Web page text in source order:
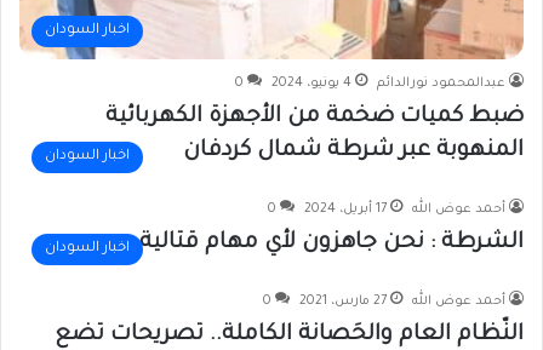
اخبار السودان
عبدالمحمود نورالدائم 4 يونيو، 2024 0
ضبط كميات ضخمة من الأجهزة الكهربائية
المنهوبة عبر شرطة شمال كردفان
اخبار السودان
أحمد عوض الله 17 أبريل، 2024 0
الشرطة : نحن جاهزون لأي مهام قتالية اخبار السودان
أحمد عوض الله 27 مارس، 2021 0
النّظام العام والحَصانة الكاملة.. تصريحات تضع